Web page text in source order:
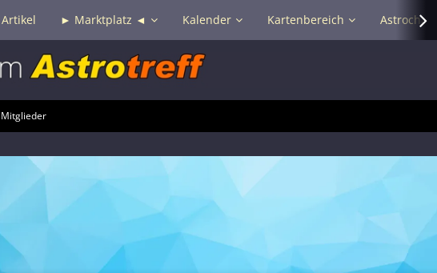
Artikel ► Marktplatz ◄ Kalender Kartenbereich Astrochat
Mitglieder